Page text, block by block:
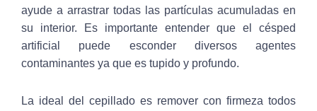
ayude a arrastrar todas las partículas acumuladas en
su interior. Es importante entender que el césped
artificial puede esconder diversos agentes
contaminantes ya que es tupido y profundo.
La ideal del cepillado es remover con firmeza todos